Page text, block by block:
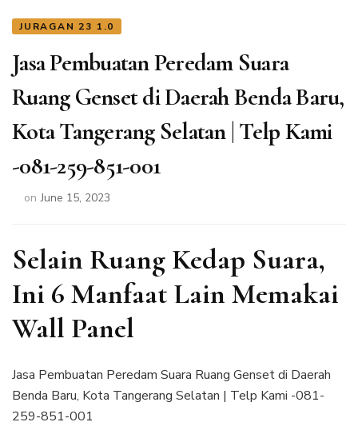
JURAGAN 23 1.0
Jasa Pembuatan Peredam Suara
Ruang Genset di Daerah Benda Baru,
Kota Tangerang Selatan | Telp Kami
-081-259-851-001
on June 15, 2023
Selain Ruang Kedap Suara,
Ini 6 Manfaat Lain Memakai
Wall Panel
Jasa Pembuatan Peredam Suara Ruang Genset di Daerah
Benda Baru, Kota Tangerang Selatan | Telp Kami -081-
259-851-001